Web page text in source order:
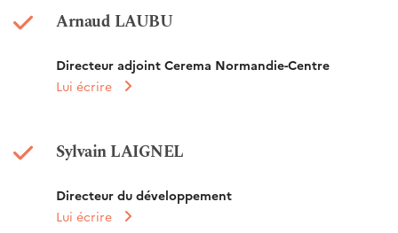
Arnaud LAUBU
Directeur adjoint Cerema Normandie-Centre
Lui écrire
Sylvain LAIGNEL
Directeur du développement
Lui écrire